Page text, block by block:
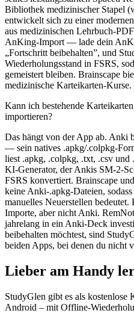
Bibliothek medizinischer Stapel
entwickelt sich zu einer
aus medizinischen Lehrbuch-
AnKing-Import — lade dein
„Fortschritt beibehalten”, und
Wiederholungsstand in FSRS,
gemeistert bleiben. Brainscape
medizinische Karteikarten-Kurse.
Kann ich bestehende
importieren?
Das hängt von der App ab. Anki
— sein natives .apkg/.colpkg-
liest .apkg, .colpkg, .txt, .csv und
KI-Generator, der Ankis SM-2-
FSRS konvertiert. Brainscape
keine Anki-.apkg-Dateien,
manuelles Neuerstellen
Importe, aber nicht Anki.
jahrelang in ein Anki-Deck
beibehalten möchtest, sind
beiden Apps, bei denen du nicht
Lieber am Handy
StudyGlen gibt es als
Android – mit Offline-